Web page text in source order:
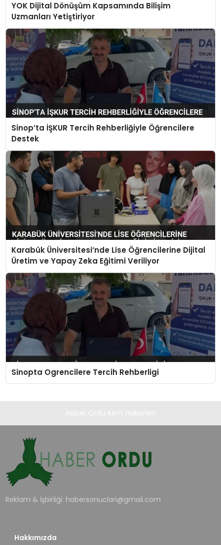
YOK Dijital Dönüşüm Kapsamında Bilişim
Uzmanları Yetiştiriyor
Sinop’ta İŞKUR Tercih Rehberliğiyle Öğrencilere
Destek
Karabük Üniversitesi’nde Lise Öğrencilerine Dijital
Üretim ve Yapay Zeka Eğitimi Veriliyor
Sinopta Ogrencilere Tercih Rehberligi
Reklam & İşbirliği: habersonuclari@gmail.com
Hakkımızda